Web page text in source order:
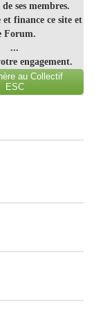
ses membres.
finance ce site et
Forum.
...
engagement.
au Collectif
ESC